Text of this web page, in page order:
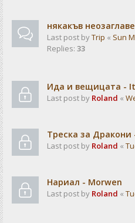
някакъв
Last post byTrip « Sun
Replies: 33
Ида и вещицата -
Last post by Roland «
Треска за Дракони
Last post by Roland «
Нариал - Morwen
Last post by Roland «